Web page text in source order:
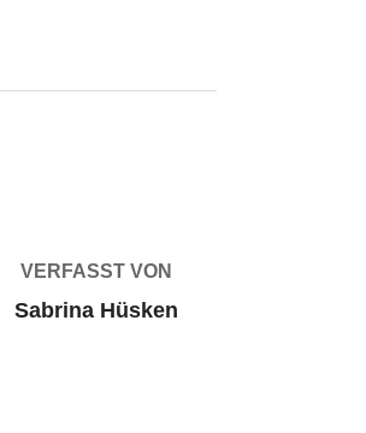
VERFASST VON
Sabrina Hüsken